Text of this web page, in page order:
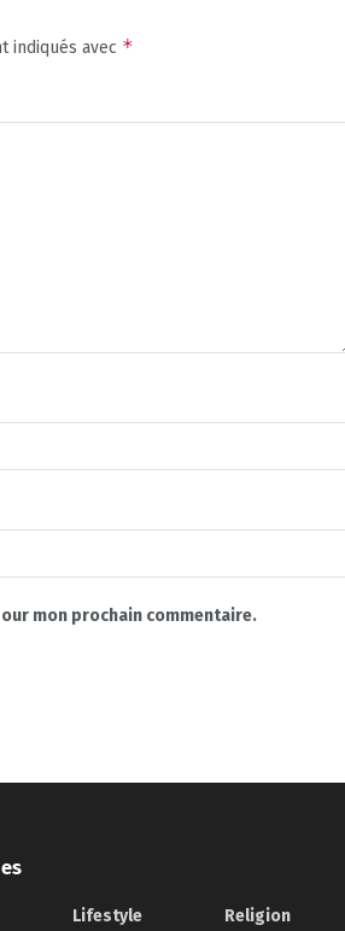
indiqués avec *
mon prochain commentaire.
Lifestyle Religion